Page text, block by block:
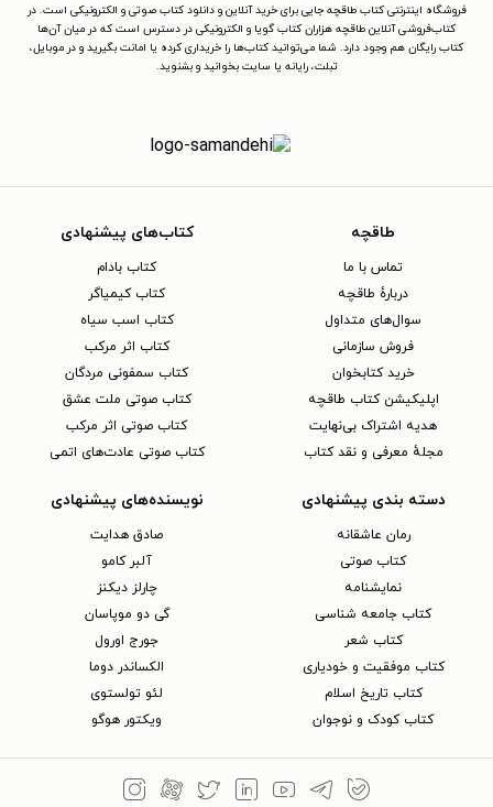
فروشگاه اینترنتی کتاب طاقچه جایی برای خرید آنلاین و دانلود کتاب صوتی و الکترونیکی است. در
کتاب‌فروشی آنلاین طاقچه هزاران کتاب گویا و الکترونیکی در دسترس است که در میان آن‌ها
کتاب رایگان هم وجود دارد. شما می‌توانید کتاب‌ها را خریداری کرده یا امانت بگیرید و در موبایل،
تبلت، رایانه یا سایت بخوانید و بشنوید.
طاقچه
تماس با ما
دربارهٔ طاقچه
سوال‌های متداول
فروش سازمانی
خرید کتابخوان
اپلیکیشن کتاب طاقچه
هدیه اشتراک بی‌نهایت
مجلهٔ معرفی و نقد کتاب
کتاب‌های پیشنهادی
کتاب بادام
کتاب کیمیاگر
کتاب اسب سیاه
کتاب اثر مرکب
کتاب سمفونی مردگان
کتاب صوتی ملت عشق
کتاب صوتی اثر مرکب
کتاب صوتی عادت‌های اتمی
دسته بندی پیشنهادی
رمان عاشقانه
کتاب‌ صوتی
نمایشنامه
کتاب جامعه شناسی
کتاب شعر
کتاب موفقیت و خودیاری
کتاب تاریخ اسلام
کتاب کودک و نوجوان
نویسنده‌های پیشنهادی
صادق هدایت
آلبر کامو
چارلز دیکنز
گی دو موپاسان
جورج اورول
الکساندر دوما
لئو تولستوی
ویکتور هوگو